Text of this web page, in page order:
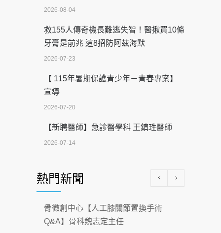
2026-08-04
救155人傳奇機長難逃失智！醫揪買10條
牙膏是前兆 這8招防阿茲海默
2026-07-23
【 115年暑期保護青少年－青春專案】
宣導
2026-07-20
【新聘醫師】急診醫學科 王鎮珄醫師
2026-07-14
科能量
2026-07-08
沒菸酒也瀕臨洗腎？65歲男靠「這習
慣」逆轉腎功能 醫揭3招救命
熱門新聞
骨微創中心【人工膝關節置換手術
Q&A】骨科魏志定主任